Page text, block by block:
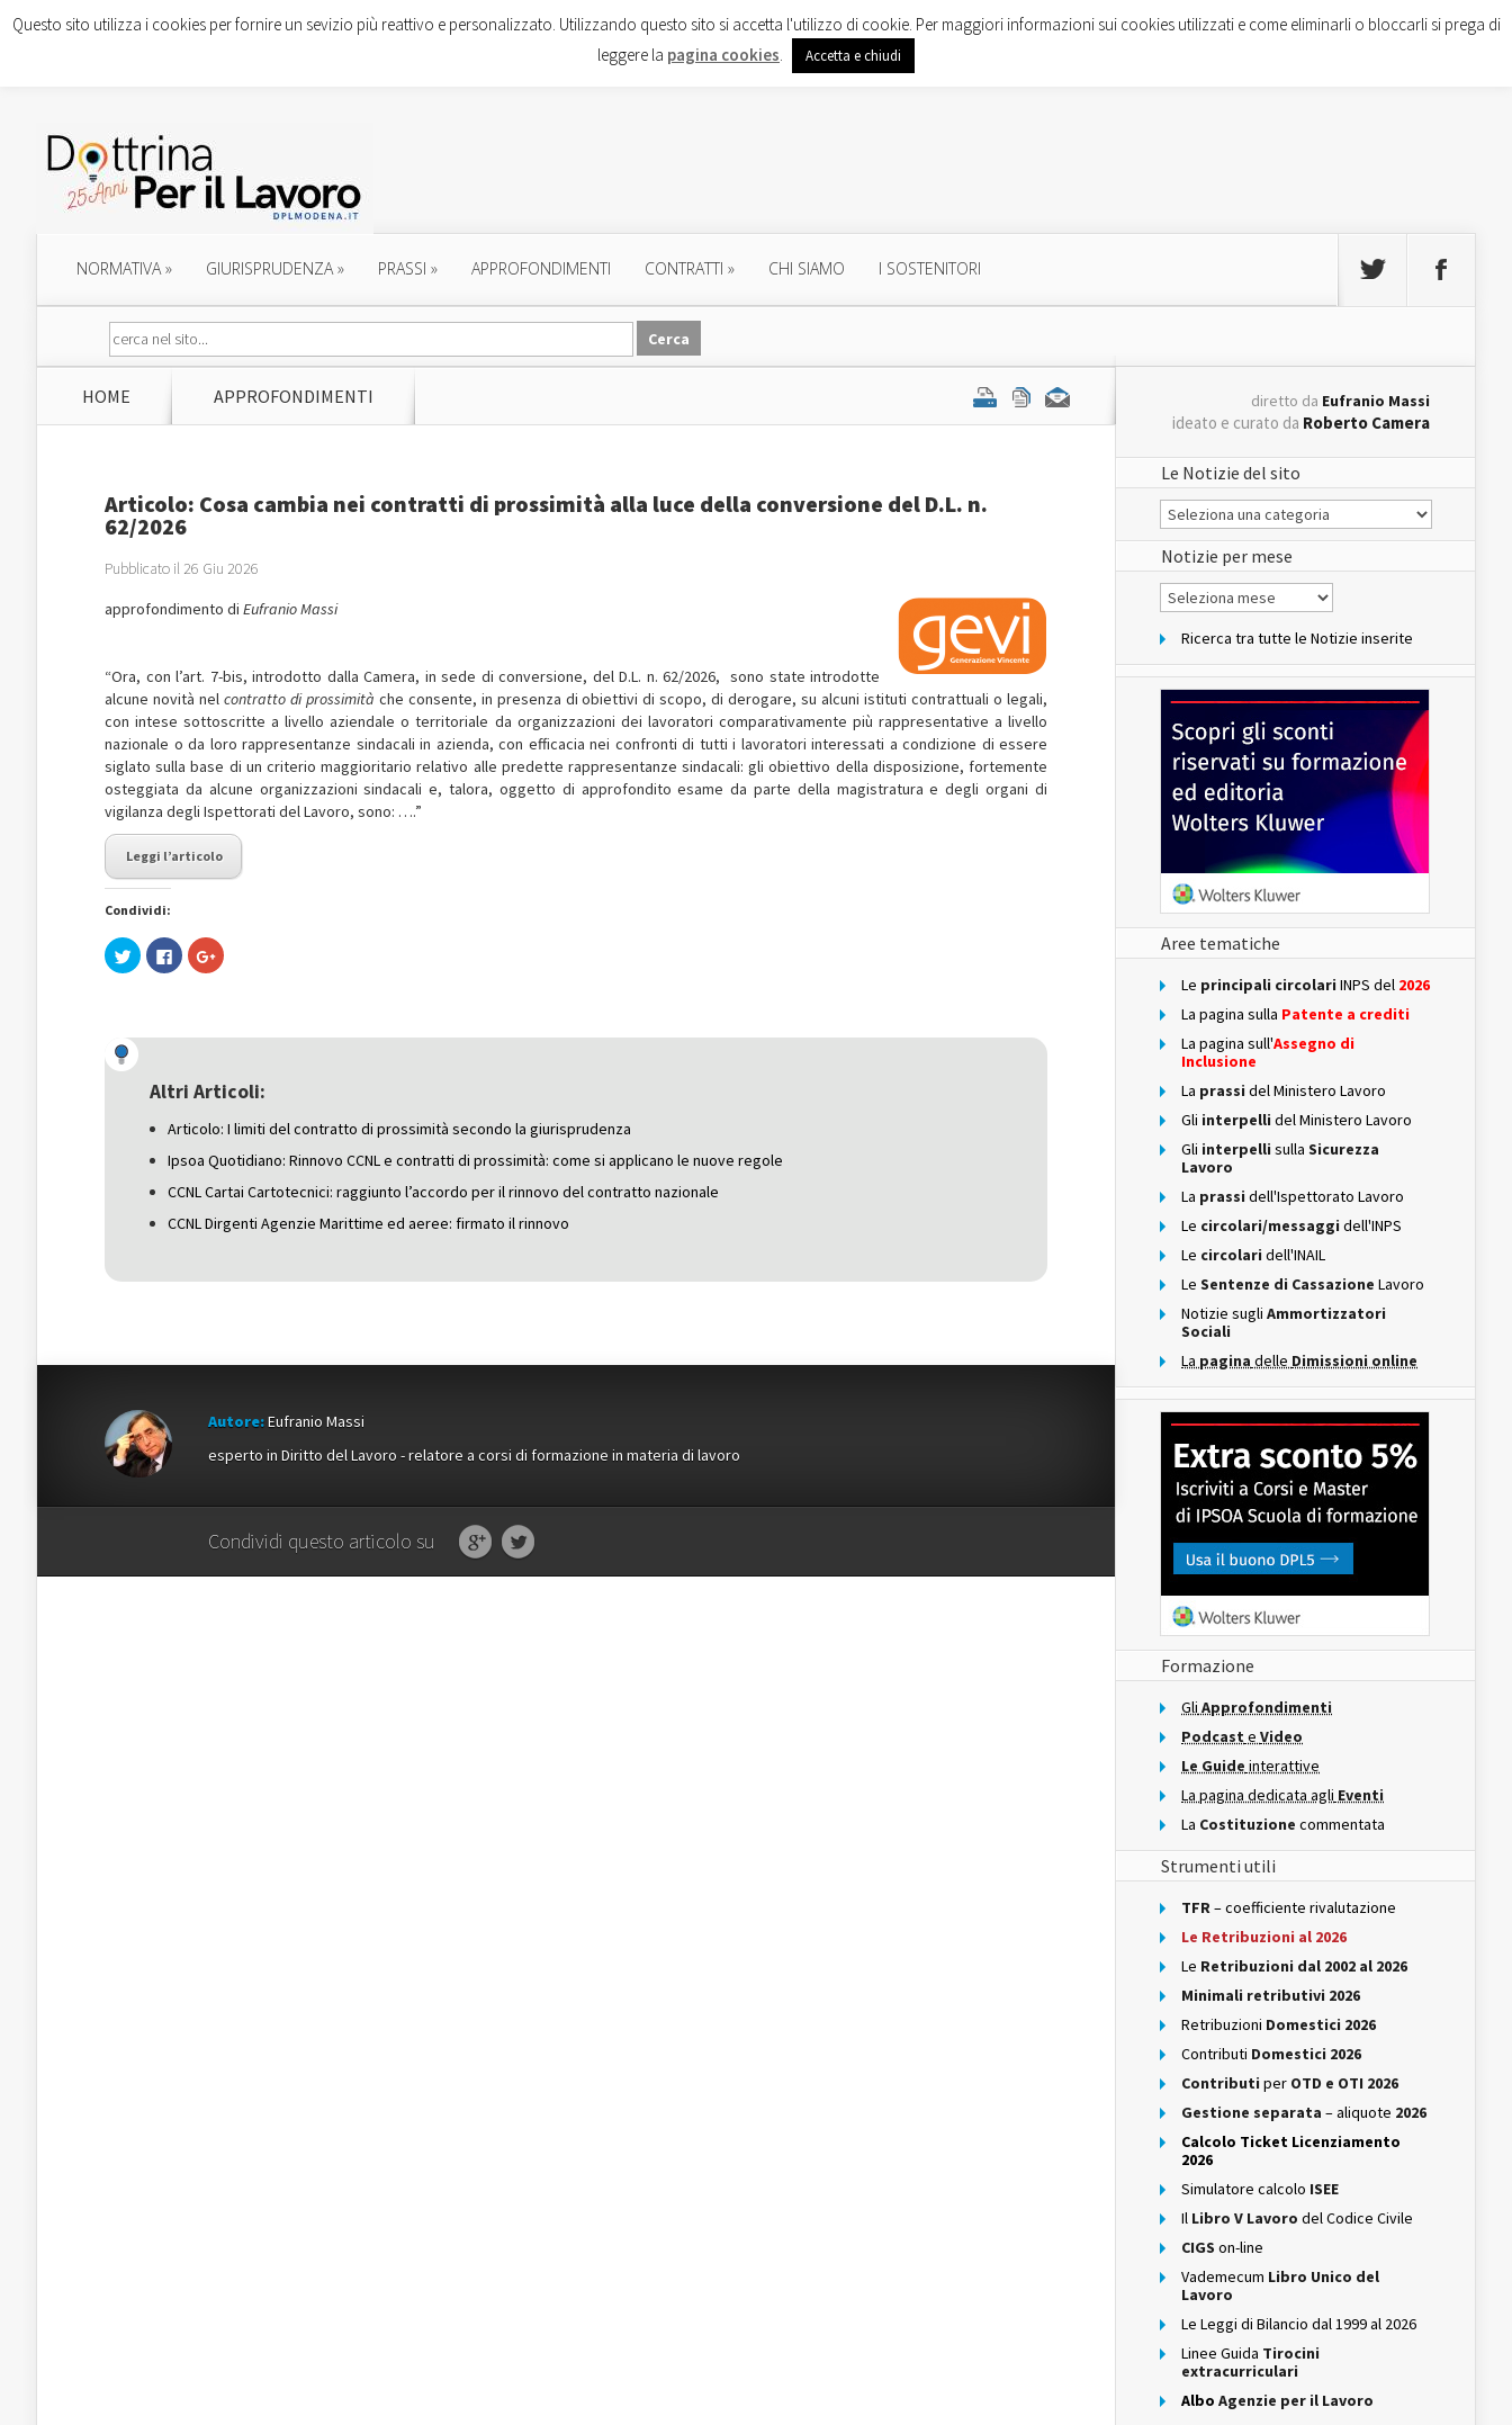
NORMATIVA» GIURISPRUDENZA» PRASSI » APPROFONDIMENTI CONTRATTI » CHI SIAMO I SOSTENITORI
HOME APPROFONDIMENTI
Articolo: Cosa cambia nei contratti di prossimità alla luce della conversione del D.L. n.
62/2026
Pubblicato il 26 Giu 2026
approfondimento di Eufranio Massi
“Ora, con l’art. 7-bis, introdotto dalla Camera, in sede di conversione, del D.L. n. 62/2026, sono state introdotte
alcune novità nel contratto di prossimità che consente, in presenza di obiettivi di scopo, di derogare, su alcuni istituti contrattuali o legali,
con intese sottoscritte a livello aziendale o territoriale da organizzazioni dei lavoratori comparativamente più rappresentative a livello
nazionale o da loro rappresentanze sindacali in azienda, con efficacia nei confronti di tutti i lavoratori interessati a condizione di essere
siglato sulla base di un criterio maggioritario relativo alle predette rappresentanze sindacali: gli obiettivo della disposizione, fortemente
osteggiata da alcune organizzazioni sindacali e, talora, oggetto di approfondito esame da parte della magistratura e degli organi di
vigilanza degli Ispettorati del Lavoro, sono: ….”
Leggi l’articolo
Condividi:
Fai
clic
(Si
apre
una
nuova
Fai
clic
nuova
finestra)
Fai
clic
una
nuova
Altri Articoli:
Articolo: I limiti del contratto di prossimità secondo la giurisprudenza
Ipsoa Quotidiano: Rinnovo CCNL e contratti di prossimità: come si applicano le nuove regole
CCNL Cartai Cartotecnici: raggiunto l’accordo per il rinnovo del contratto nazionale
CCNL Dirgenti Agenzie Marittime ed aeree: firmato il rinnovo
Autore:Eufranio Massi
esperto in Diritto del Lavoro - relatore a corsi di formazione in materia di lavoro
Condividi questo articolo su
diretto da Eufranio Massi
ideato e curato da Roberto Camera
Le Notizie del sito
Le
Notizie
del
sito
Notizie per mese
Notizie
per
Ricerca tra tutte le Notizie inserite
Aree tematiche
Le principali circolari INPS del 2026
La pagina sulla Patente a crediti
La pagina sull'Assegno di
Inclusione
La prassi del Ministero Lavoro
Gli interpelli del Ministero Lavoro
Gli interpelli sulla Sicurezza
Lavoro
La prassi dell'Ispettorato Lavoro
Le circolari/messaggi dell'INPS
Le circolari dell'INAIL
Le Sentenze di Cassazione Lavoro
Notizie sugli Ammortizzatori
Sociali
La pagina delle Dimissioni online
Formazione
Gli Approfondimenti
Podcast e Video
Le Guide interattive
La pagina dedicata agli Eventi
La Costituzione commentata
Strumenti utili
TFR– coefficiente rivalutazione
Le Retribuzioni al 2026
Le Retribuzioni dal 2002 al 2026
Minimali retributivi 2026
Retribuzioni Domestici 2026
Contributi Domestici 2026
Contributi per OTD e OTI 2026
Gestione separata – aliquote 2026
Calcolo Ticket Licenziamento
2026
Simulatore calcolo ISEE
Il Libro V Lavoro del Codice Civile
CIGS on-line
Vademecum Libro Unico del
Lavoro
Le Leggi di Bilancio dal 1999 al 2026
Linee Guida Tirocini
extracurriculari
Albo Agenzie per il Lavoro
Questo sito utilizza i cookies per fornire un sevizio più reattivo e personalizzato. Utilizzando questo sito si accetta l'utilizzo di cookie. Per maggiori informazioni sui cookies utilizzati e come eliminarli o bloccarli si prega di
leggere la pagina cookies. Accetta e chiudi